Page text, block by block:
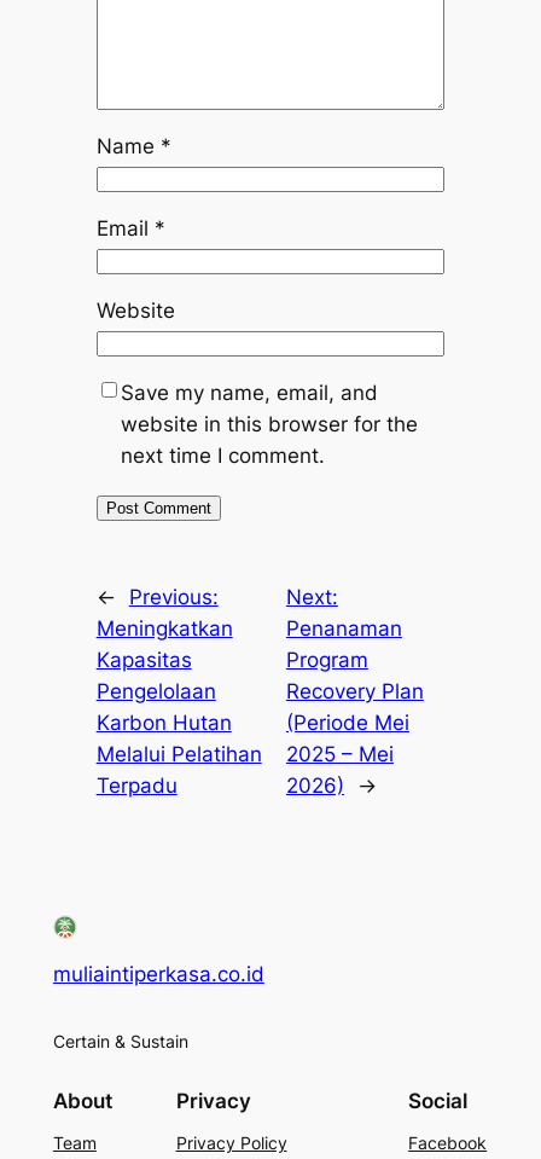
Name *
Email *
Website
Save my name, email, and
website in this browser for the
next time I comment.
←
Previous:
Meningkatkan
Kapasitas
Pengelolaan
Karbon Hutan
Melalui Pelatihan
Terpadu
Next:
Penanaman
Program
Recovery Plan
(Periode Mei
2025 – Mei
2026)
→
muliaintiperkasa.co.id
Certain & Sustain
About
Team
Privacy
Privacy Policy
Social
Facebook